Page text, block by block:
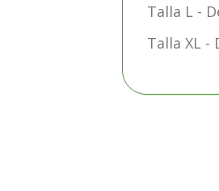
Talla L -
Talla XL -